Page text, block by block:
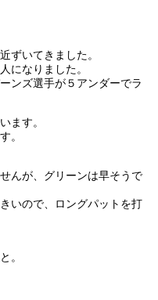
ずいてきました。
になりました。
ンズ選手が５アンダーでラ
ます。
。
んが、グリーンは早そうで
いので、ロングパットを打
。